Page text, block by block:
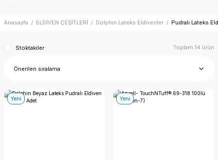
Anasayfa ELDİVEN ÇEŞİTLERİ Dolphin Lateks Eldivenler Pudralı Lateks
Stoktakiler Toplam 14 ürün
Yeni Yeni